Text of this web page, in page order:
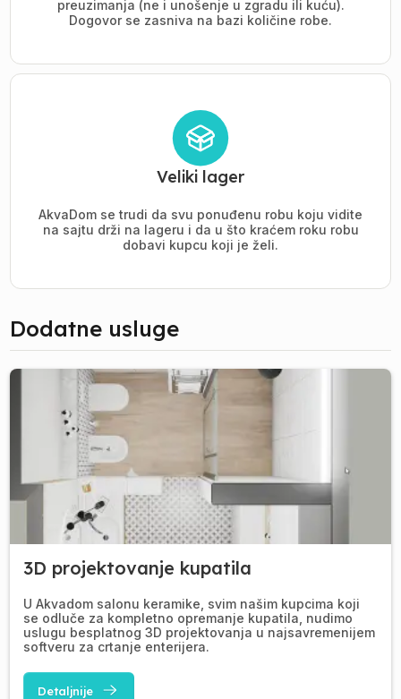
preuzimanja (ne i unošenje u zgradu ili kuću).
Dogovor se zasniva na bazi količine robe.
Veliki lager
AkvaDom se trudi da svu ponuđenu robu koju vidite
na sajtu drži na lageru i da u što kraćem roku robu
dobavi kupcu koji je želi.
Dodatne usluge
3D projektovanje kupatila
U Akvadom salonu keramike, svim našim kupcima koji
se odluče za kompletno opremanje kupatila, nudimo
uslugu besplatnog 3D projektovanja u najsavremenijem
softveru za crtanje enterijera.
Detaljnije